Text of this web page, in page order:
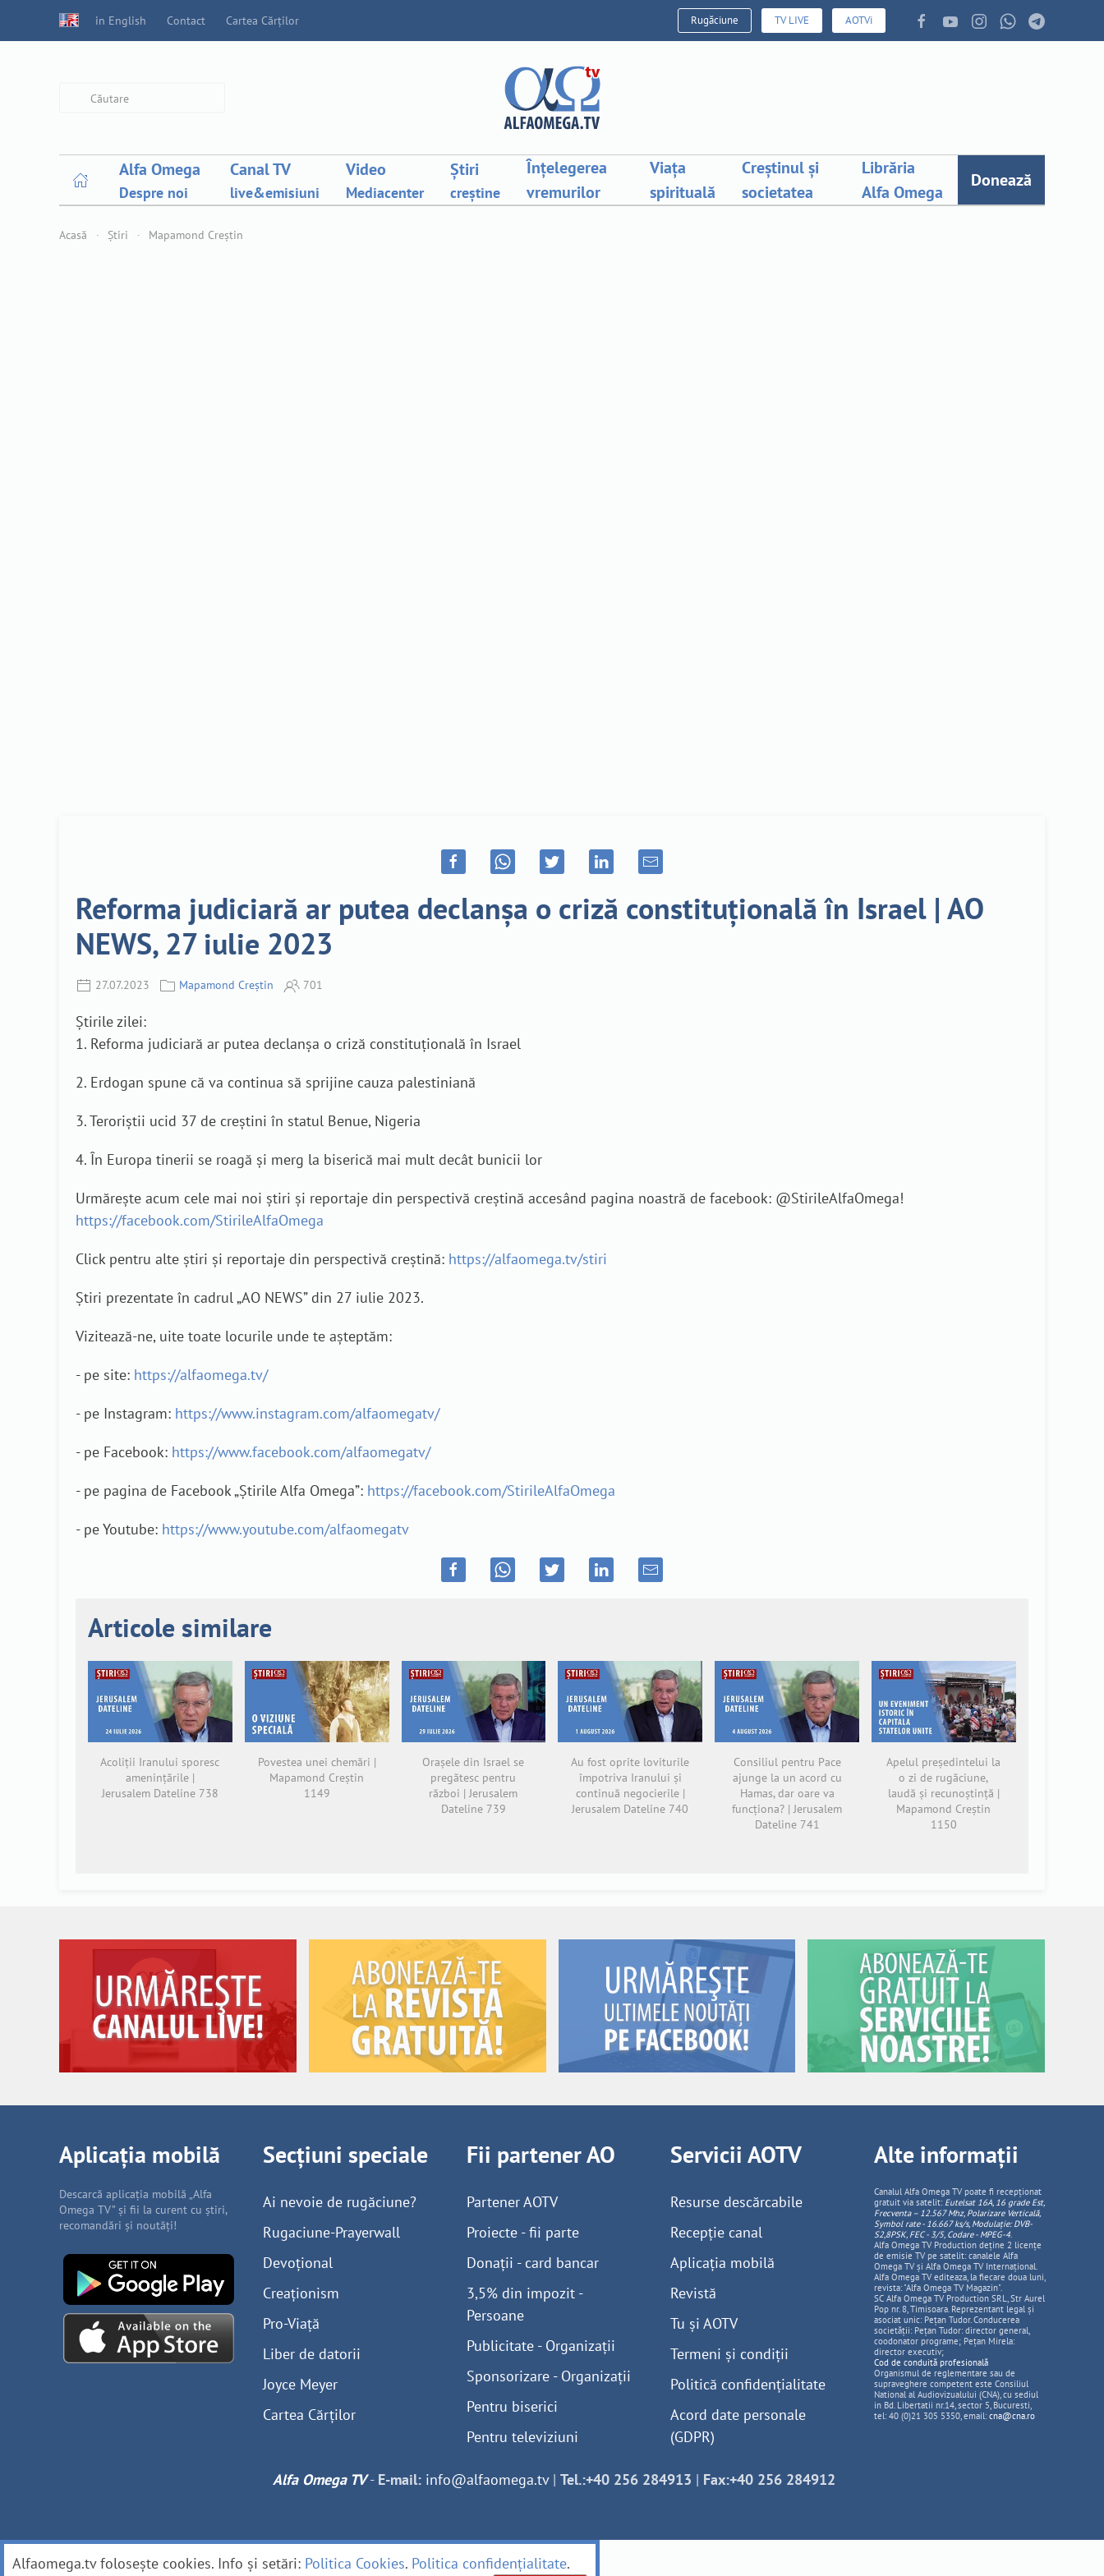
in English Contact Cartea Cărților Rugăciune TV LIVE AOTVi
Alfa Omega
Despre noi
Canal TV
live&emisiuni
Video
Mediacenter
Știri
creștine
Înțelegerea
vremurilor
Viața
spirituală
Creștinul și
societatea
Librăria
Alfa Omega
Donează
Acasă Știri Mapamond Creștin
Reforma judiciară ar putea declanșa o criză constituțională în Israel | AO
NEWS, 27 iulie 2023
27.07.2023 Mapamond Creștin 701
Știrile zilei:
1. Reforma judiciară ar putea declanșa o criză constituțională în Israel
2. Erdogan spune că va continua să sprijine cauza palestiniană
3. Teroriştii ucid 37 de creştini în statul Benue, Nigeria
4. În Europa tinerii se roagă și merg la biserică mai mult decât bunicii lor
Urmărește acum cele mai noi știri și reportaje din perspectivă creștină accesând pagina noastră de facebook: @StirileAlfaOmega!
https://facebook.com/StirileAlfaOmega
Click pentru alte știri și reportaje din perspectivă creștină: https://alfaomega.tv/stiri
Știri prezentate în cadrul „AO NEWS” din 27 iulie 2023.
Vizitează-ne, uite toate locurile unde te așteptăm:
- pe site: https://alfaomega.tv/
- pe Instagram: https://www.instagram.com/alfaomegatv/
- pe Facebook: https://www.facebook.com/alfaomegatv/
- pe pagina de Facebook „Știrile Alfa Omega”: https://facebook.com/StirileAlfaOmega
- pe Youtube: https://www.youtube.com/alfaomegatv
Articole similare
Acoliții Iranului sporesc
amenințările |
Jerusalem Dateline 738
Povestea unei chemări |
Mapamond Creștin
1149
Orașele din Israel se
pregătesc pentru
război | Jerusalem
Dateline 739
Au fost oprite loviturile
împotriva Iranului și
continuă negocierile |
Jerusalem Dateline 740
Consiliul pentru Pace
ajunge la un acord cu
Hamas, dar oare va
funcționa? | Jerusalem
Dateline 741
Apelul președintelui la
o zi de rugăciune,
laudă și recunoștință |
Mapamond Creștin
1150
Aplicația mobilă
Descarcă aplicația mobilă „Alfa
Omega TV” și fii la curent cu știri,
recomandări și noutăți!
Secțiuni speciale
Ai nevoie de rugăciune?
Rugaciune-Prayerwall
Devoțional
Creaționism
Pro-Viață
Liber de datorii
Joyce Meyer
Cartea Cărților
Fii partener AO
Partener AOTV
Proiecte - fii parte
Donații - card bancar
3,5% din impozit -
Persoane
Publicitate - Organizații
Sponsorizare - Organizații
Pentru biserici
Pentru televiziuni
Servicii AOTV
Resurse descărcabile
Recepție canal
Aplicația mobilă
Revistă
Tu și AOTV
Termeni și condiții
Politică confidențialitate
Acord date personale
(GDPR)
Alte informații
Canalul Alfa Omega TV poate fi recepționat
gratuit via satelit: Eutelsat 16A, 16 grade Est,
Frecventa – 12.567 Mhz, PolarizareVerticală,
Symbol rate - 16.667 ks/s, Modulație: DVB-
S2,8PSK, FEC - 3/5, Codare - MPEG-4.
Alfa Omega TV Production deține 2 licențe
de emisie TV pe satelit: canalele Alfa
Omega TV și Alfa Omega TV Internațional.
Alfa Omega TV editeaza, la fiecare doua luni,
revista: "Alfa Omega TV Magazin".
SC Alfa Omega TV Production SRL, Str Aurel
Pop nr. 8, Timisoara. Reprezentant legal și
asociat unic: Pețan Tudor. Conducerea
societății: Pețan Tudor: director general,
coodonator programe; Pețan Mirela:
director executiv;
Cod de conduită profesională
Organismul de reglementare sau de
supraveghere competent este Consiliul
National al Audiovizualului (CNA), cu sediul
in Bd. Libertatii nr.14, sector 5, Bucuresti,
tel: 40 (0)21 305 5350, email: cna@cna.ro
Alfa Omega TV- E-mail: info@alfaomega.tv| Tel.:+40 256 284913 | Fax:+40 256 284912
Alfaomega.tv folosește cookies. Info și setări: Politica Cookies. Politica confidențialitate.